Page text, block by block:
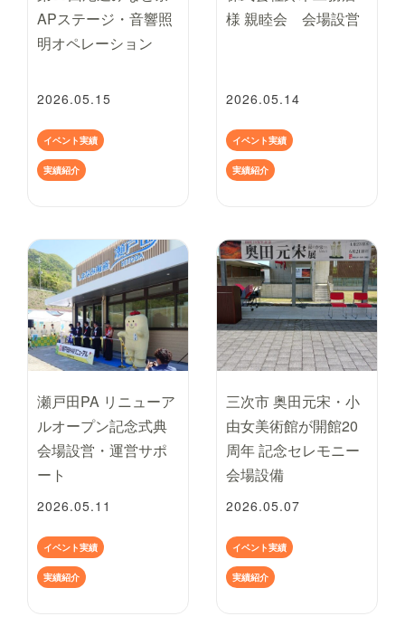
APステージ・音響照
明オペレーション
2026.05.15
イベント実績
実績紹介
様 親睦会 会場設営
2026.05.14
イベント実績
実績紹介
瀬戸田PA リニューア
ルオープン記念式典
会場設営・運営サポ
ート
2026.05.11
イベント実績
実績紹介
三次市 奥田元宋・小
由女美術館が開館20
周年 記念セレモニー
会場設備
2026.05.07
イベント実績
実績紹介